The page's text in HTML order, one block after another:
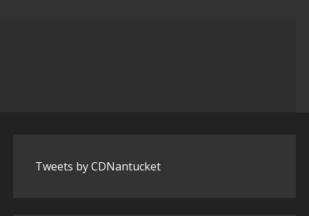
Tweets by CDNantucket